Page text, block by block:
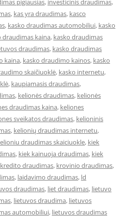
pigiausias, investicinis draudimas,
, kas yra draudimas, kasco
, kasko draudimas automobiliui, kasko
draudimas kaina, kasko draudimas
draudimas, kasko draudimas
kaina, kasko draudimo kainos, kasko
skaičiuoklė, kasko internetu,
, kaupiamasis draudimas,
, kelionės draudimas, kelionės
draudimas kaina, keliones
sveikatos draudimas, kelioninis
, kelionių draudimas internetu,
draudimas skaiciuokle, kiek
, kiek kainuoja draudimas, kiek
kredito draudimas, krovinio draudimas,
, laidavimo draudimas, ld
draudimas, liet draudimas, lietuvo
, lietuvos draudima, lietuvos
automobiliui, lietuvos draudimas